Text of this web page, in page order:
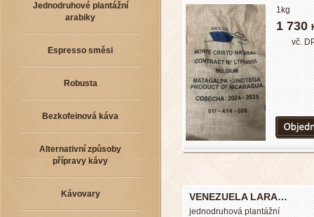
Jednodruhové plantážní
arabiky
Espresso směsi
Robusta
Bezkofeinová káva
Alternativní způsoby
přípravy kávy
Kávovary
1kg
1 730
vč.
VENEZUELA LARA…
jednodruhová plantážní